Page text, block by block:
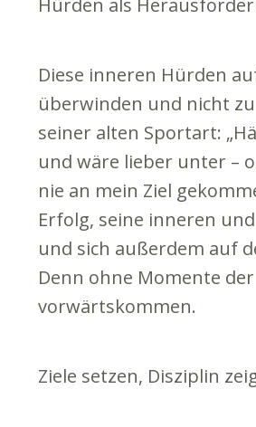
Hürden als
Diese inneren Hürden
überwinden und nicht
seiner alten Sportart:
und wäre lieber unter –
nie an mein Ziel
Erfolg, seine inneren
und sich außerdem auf
Denn ohne Momente
vorwärtskommen.
Ziele setzen, Disziplin